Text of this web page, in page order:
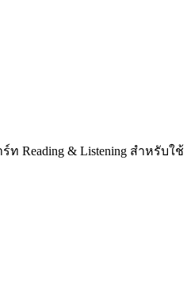
ท Reading & Listening สำหรับใช้